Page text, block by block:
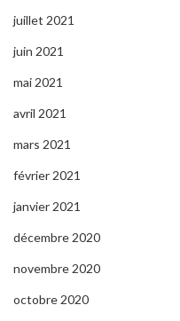
juillet 2021
juin 2021
mai 2021
avril 2021
mars 2021
février 2021
janvier 2021
décembre 2020
novembre 2020
octobre 2020